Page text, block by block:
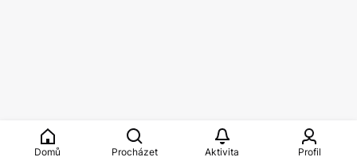
Domů Procházet Aktivita Profil